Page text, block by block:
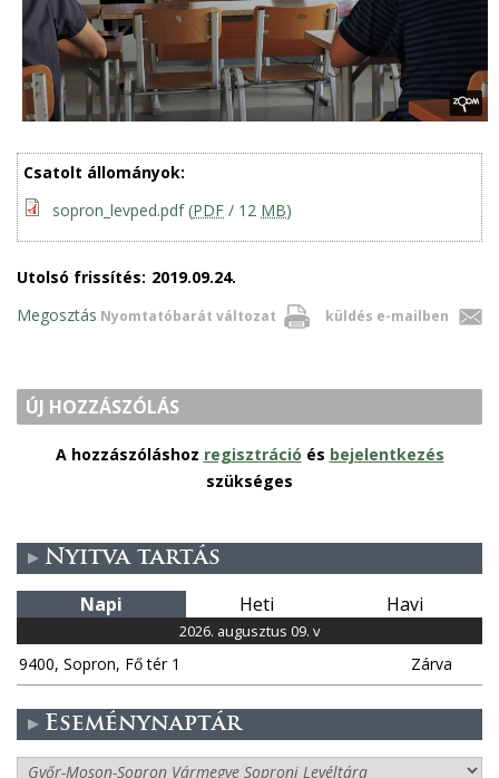
Csatolt állományok:
sopron_levped.pdf(PDF / 12 MB)
Utolsó frissítés: 2019.09.24.
Nyomtatóbarát változat küldés e-mailben
Megosztás
ÚJ HOZZÁSZÓLÁS
A hozzászóláshoz regisztráció és bejelentkezés
szükséges
Nyitva tartás
Napi Heti Havi
2026. augusztus 09. v
9400, Sopron, Fő tér 1 Zárva
Eseménynaptár